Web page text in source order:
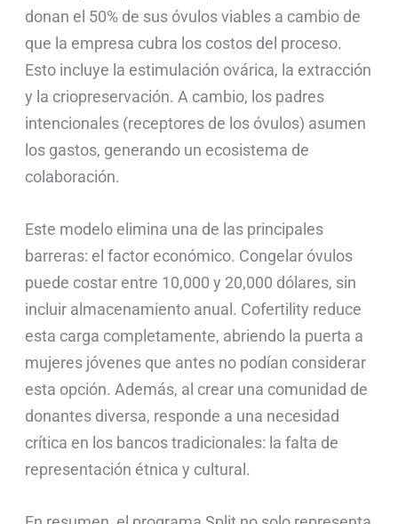
donan el 50% de sus óvulos viables a cambio de
que la empresa cubra los costos del proceso.
Esto incluye la estimulación ovárica, la extracción
y la criopreservación. A cambio, los padres
intencionales (receptores de los óvulos) asumen
los gastos, generando un ecosistema de
colaboración.
Este modelo elimina una de las principales
barreras: el factor económico. Congelar óvulos
puede costar entre 10,000 y 20,000 dólares, sin
incluir almacenamiento anual. Cofertility reduce
esta carga completamente, abriendo la puerta a
mujeres jóvenes que antes no podían considerar
esta opción. Además, al crear una comunidad de
donantes diversa, responde a una necesidad
crítica en los bancos tradicionales: la falta de
representación étnica y cultural.